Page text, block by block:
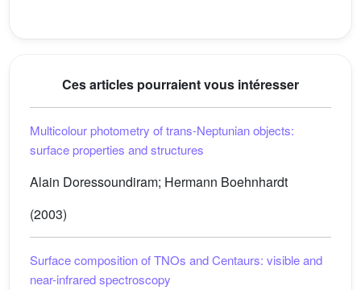
Ces articles pourraient vous intéresser
Multicolour photometry of trans-Neptunian objects:
surface properties and structures
Alain Doressoundiram; Hermann Boehnhardt
(2003)
Surface composition of TNOs and Centaurs: visible and
near-infrared spectroscopy